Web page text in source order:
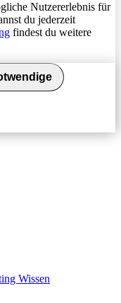
Nutzererlebnis für
du jederzeit
findest du weitere
Wissen